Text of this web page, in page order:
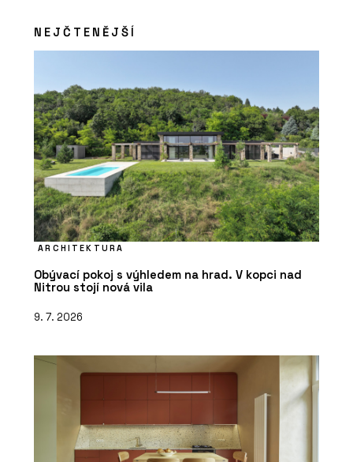
NEJČTENĚJŠÍ
ARCHITEKTURA
Obývací pokoj s výhledem na hrad. V kopci nad
Nitrou stojí nová vila
9. 7. 2026